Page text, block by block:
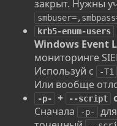
закрыт. Нужны
krb5-enum-users
Windows Event
мониторинге
Используй с
-T1
Или вообще
-p- + --script
Сначала
-p-